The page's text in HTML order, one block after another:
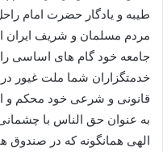
طیبه و یادگار حضرت امام
مردم مسلمان و شریف ایران
جامعه خود گام های اساسی
خدمتگزاران شما ملت غیور
قانونی و شرعی خود محکم و
به عنوان حق الناس با چشمانی
الهی همانگونه که در صندوق